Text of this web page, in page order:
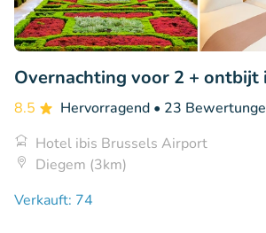
Overnachting voor 2 + ontbijt
8.5 Hervorragend • 23
Hotel ibis Brussels Airport
Diegem (3km)
Verkauft: 74